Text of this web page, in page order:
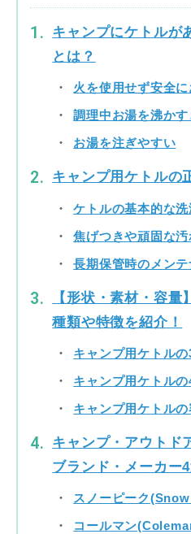
キャンプにケトルが
とは？
火を使用せず安全
調理中お湯を沸かす
お湯を注ぎやすい
キャンプ用ケトルの
ケトルの基本的な
焦げつきや頑固な
長期保管時のメン
【形状・素材・容
種類や特徴を紹介！
キャンプ用ケトル
キャンプ用ケトル
キャンプ用ケトル
キャンプ・アウトド
ブランド・メーカー
スノーピーク
コールマン